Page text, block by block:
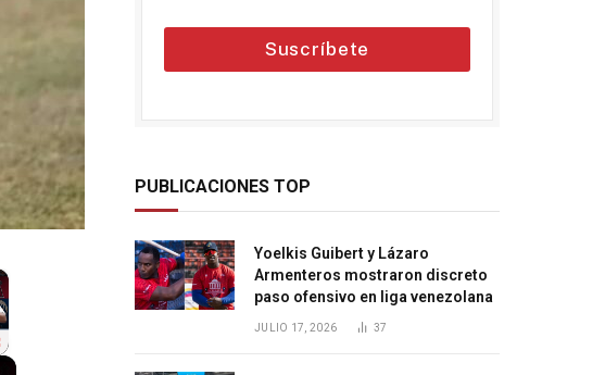
Fullscreen
Suscríbete
PUBLICACIONES TOP
Yoelkis Guibert y Lázaro
Armenteros mostraron discreto
paso ofensivo en liga venezolana
JULIO 17, 2026 37